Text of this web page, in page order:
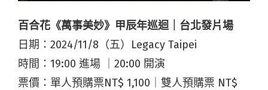
百合花《萬事美妙》甲辰年巡迴｜台北發片場
日期： 2024/11/8 （五） Legacy Taipei
時間： 19:00 進場 20:00 開演
票價：單人預購票NT$ 1,100 ｜雙人預購票 NT$